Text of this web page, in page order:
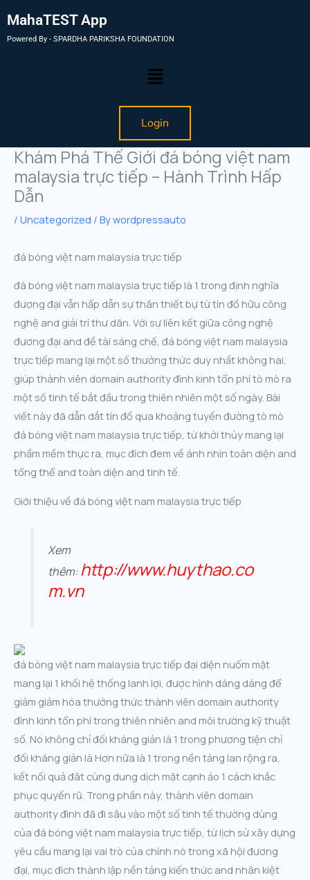
MahaTEST App
Powered By - SPARDHA PARIKSHA FOUNDATION
Menu
Login
Khám Phá Thế Giới đá bóng việt nam
malaysia trực tiếp – Hành Trình Hấp
Dẫn
/ Uncategorized / Bywordpressauto
đá bóng việt nam malaysia trực tiếp
đá bóng việt nam malaysia trực tiếp là 1 trong định nghĩa
đương đại vẫn hấp dẫn sự thân thiết bự từ tín đồ hữu công
nghệ and giải trí thư dãn. Với sự liên kết giữa công nghệ
đương đại and đề tài sáng chế, đá bóng việt nam malaysia
trực tiếp mang lại một số thưởng thức duy nhất không hai,
giúp thành viên domain authority đình kinh tổn phí tò mò ra
một số tinh tế bắt đầu trong thiên nhiên một số ngày. Bài
viết này đã dẫn dắt tín đồ qua khoảng tuyến đường tò mò
đá bóng việt nam malaysia trực tiếp, từ khởi thủy mang lại
phầm mềm thực ra, mục đích đem về ánh nhìn toàn diện and
tổng thể and toàn diện and tinh tế.
Giới thiệu về đá bóng việt nam malaysia trực tiếp
Xem
thêm:http://www.huythao.co
m.vn
đá bóng việt nam malaysia trực tiếp đại diện nuốm mặt
mang lại 1 khối hệ thống lanh lợi, được hình dáng dáng để
giảm giảm hóa thưởng thức thành viên domain authority
đình kinh tổn phí trong thiên nhiên and môi trường kỹ thuật
số. Nó không chỉ đối kháng giản là 1 trong phương tiện chỉ
đối kháng giản là Hơn nữa là 1 trong nền tảng lan rộng ra,
kết nối quả đât cùng dung dịch mặt cạnh ảo 1 cách khắc
phục quyến rũ. Trong phần này, thành viên domain
authority đình đã đi sâu vào một số tinh tế thường dùng
của đá bóng việt nam malaysia trực tiếp, từ lịch sử xây dựng
yêu cầu mang lại vai trò của chính nó trong xã hội đương
đại, mục đích thành lập nền tảng kiến thức and nhân kiệt